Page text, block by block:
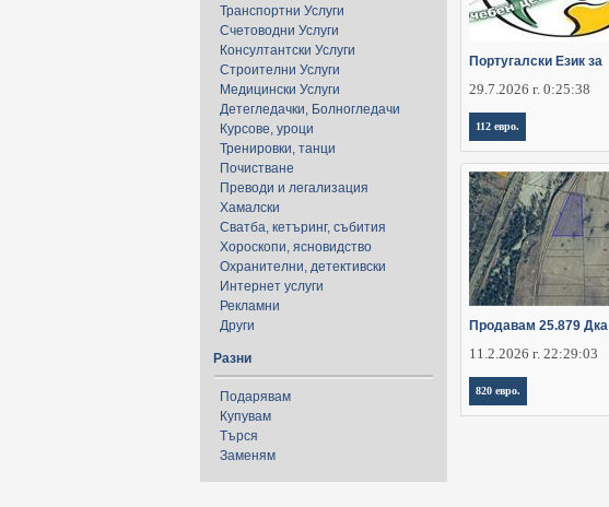
Транспортни Услуги
Счетоводни Услуги
Консултантски Услуги
Строителни Услуги
Медицински Услуги
Детегледачки, Болногледачи
Курсове, уроци
Тренировки, танци
Почистване
Преводи и легализация
Хамалски
Сватба, кетъринг, събития
Хороскопи, ясновидство
Охранителни, детективски
Интернет услуги
Рекламни
Други
Разни
Подарявам
Купувам
Търся
Заменям
Португалски Език за
29.7.2026 г. 0:25:38
112 евро.
Продавам 25.879 Дка
11.2.2026 г. 22:29:03
820 евро.